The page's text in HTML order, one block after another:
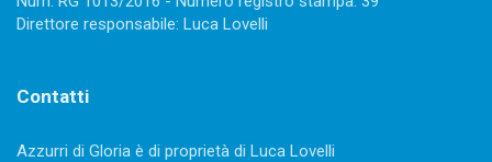
Direttore responsabile: Luca Lovelli
Contatti
Azzurri di Gloria è di proprietà di Luca Lovelli